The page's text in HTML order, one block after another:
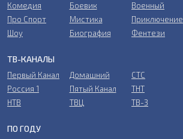
Комедия
Про Спорт
Шоу
Боевик
Мистика
Биография
Военный
Приключение
Фентези
ТВ-КАНАЛЫ
Первый Канал
Россия 1
НТВ
Домашний
Пятый Канал
ТВЦ
СТС
ТНТ
ТВ-3
ПО ГОДУ